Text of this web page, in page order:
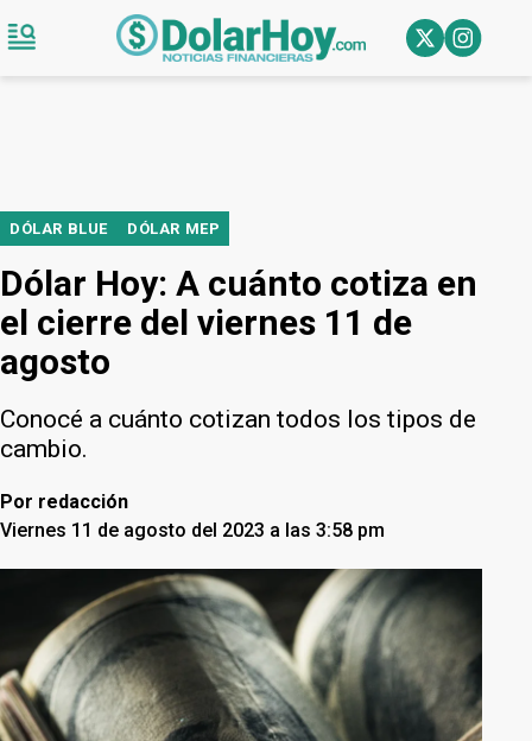
DÓLAR BLUE DÓLAR MEP
Dólar Hoy: A cuánto cotiza en
el cierre del viernes 11 de
agosto
Conocé a cuánto cotizan todos los tipos de
cambio.
Por redacción
Viernes 11 de agosto del 2023 a las 3:58 pm